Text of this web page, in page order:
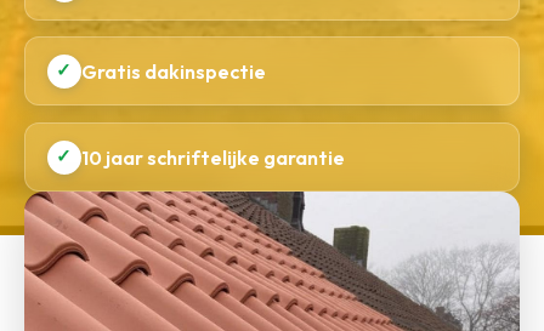
✓ Gratis dakinspectie
✓ 10 jaar schriftelijke garantie